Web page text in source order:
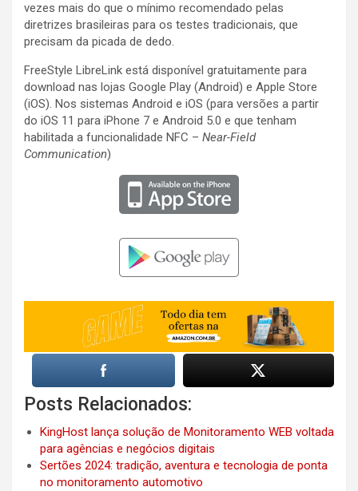
vezes mais do que o mínimo recomendado pelas
diretrizes brasileiras para os testes tradicionais, que
precisam da picada de dedo.
FreeStyle LibreLink está disponível gratuitamente para
download nas lojas Google Play (Android) e Apple Store
(iOS). Nos sistemas Android e iOS (para versões a partir
do iOS 11 para iPhone 7 e Android 5.0 e que tenham
habilitada a funcionalidade NFC – Near-Field
Communication)
Posts Relacionados:
KingHost lança solução de Monitoramento WEB voltada
para agências e negócios digitais
Sertões 2024: tradição, aventura e tecnologia de ponta
no monitoramento automotivo